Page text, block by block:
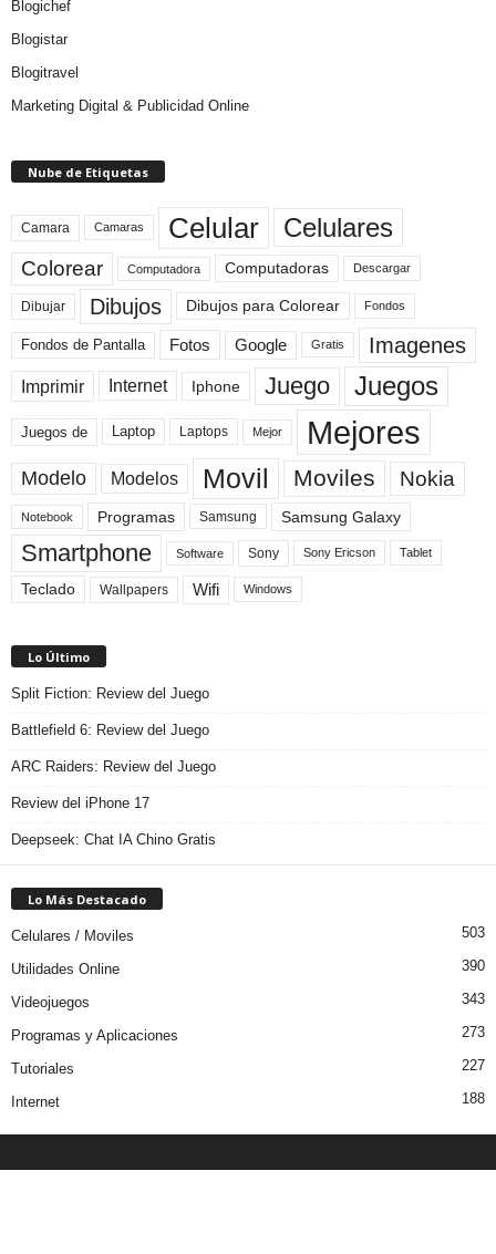
Blogichef
Blogistar
Blogitravel
Marketing Digital & Publicidad Online
Nube de Etiquetas
Camara Camaras Celular Celulares
Colorear Computadora Computadoras Descargar
Dibujar Dibujos Dibujos para Colorear Fondos
Fondos de Pantalla Fotos Google Gratis Imagenes
Imprimir Internet Iphone Juego Juegos
Juegos de Laptop Laptops Mejor Mejores
Modelo Modelos Movil Moviles Nokia
Notebook Programas Samsung Samsung Galaxy
Smartphone Software Sony Sony Ericson Tablet
Teclado Wallpapers Wifi Windows
Lo Último
Split Fiction: Review del Juego
Battlefield 6: Review del Juego
ARC Raiders: Review del Juego
Review del iPhone 17
Deepseek: Chat IA Chino Gratis
Lo Más Destacado
Celulares / Moviles 503
Utilidades Online 390
Videojuegos 343
Programas y Aplicaciones 273
Tutoriales 227
Internet 188